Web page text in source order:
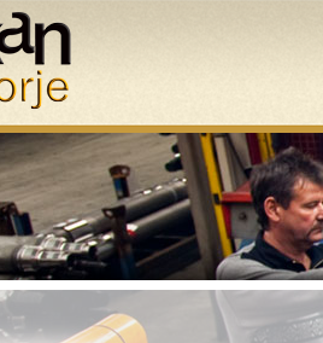
ANASAYFA KURUMSAL